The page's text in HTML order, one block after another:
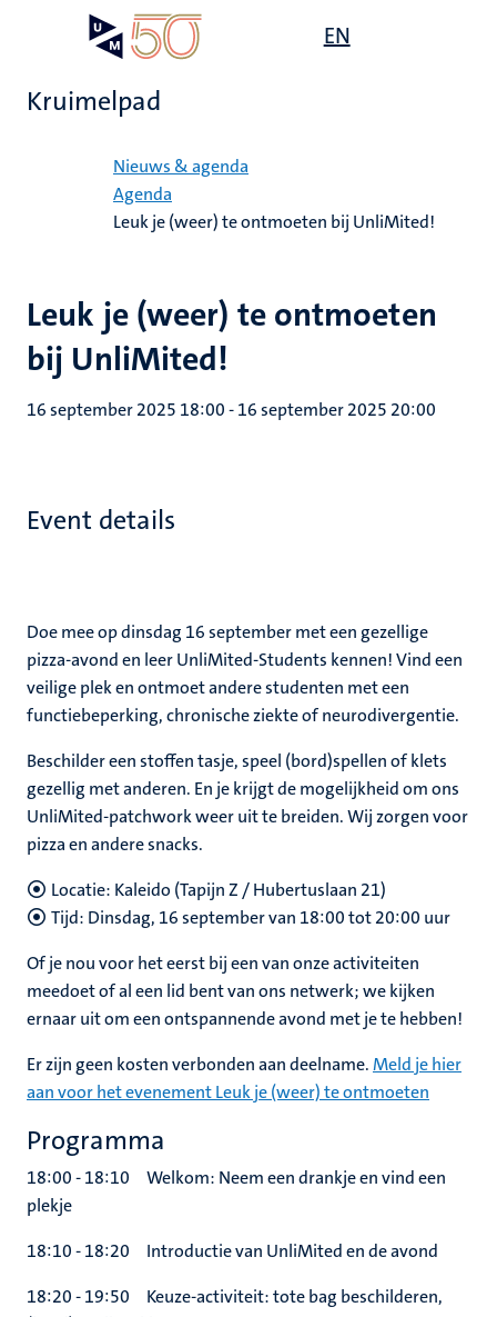
EN
Kruimelpad
Nieuws & agenda
Agenda
Leuk je (weer) te ontmoeten bij UnliMited!
Leuk je (weer) te ontmoeten
bij UnliMited!
16 september 2025 18:00-16 september 2025 20:00
Event details
Doe mee op dinsdag 16 september met een gezellige
pizza-avond en leer UnliMited-Students kennen! Vind een
veilige plek en ontmoet andere studenten met een
functiebeperking, chronische ziekte of neurodivergentie.
Beschilder een stoffen tasje, speel (bord)spellen of klets
gezellig met anderen. En je krijgt de mogelijkheid om ons
UnliMited-patchwork weer uit te breiden. Wij zorgen voor
pizza en andere snacks.
Locatie: Kaleido (Tapijn Z / Hubertuslaan 21)
Tijd: Dinsdag, 16 september van 18:00 tot 20:00 uur
Of je nou voor het eerst bij een van onze activiteiten
meedoet of al een lid bent van ons netwerk; we kijken
ernaar uit om een ontspannende avond met je te hebben!
Er zijn geen kosten verbonden aan deelname.Meld je hier
aan voor het evenement Leuk je (weer) te ontmoeten
Programma
18:00 - 18:10 Welkom: Neem een drankje en vind een
plekje
18:10 - 18:20 Introductie van UnliMited en de avond
18:20 - 19:50 Keuze-activiteit: tote bag beschilderen,